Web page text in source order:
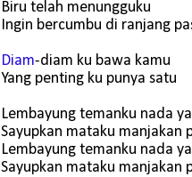
Biru telah menungguku
Ingin bercumbu di ranjang
Diam-diam ku bawa kamu
Yang penting ku punya satu
Lembayung temanku nada
Sayupkan mataku manjakan
Lembayung temanku nada
Sayupkan mataku manjakan